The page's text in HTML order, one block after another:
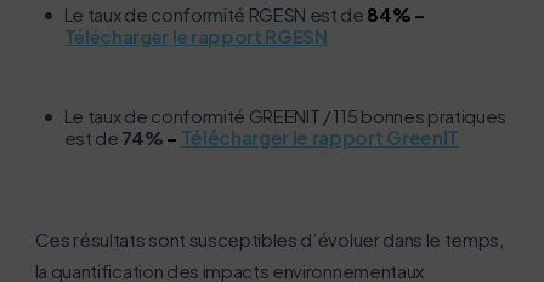
Le taux de conformité RGESN est de 84% –
Télécharger le rapport RGESN
Le taux de conformité GREENIT / 115 bonnes pratiques
est de 74% – Télécharger le rapport GreenIT
Ces résultats sont susceptibles d’évoluer dans le temps,
la quantification des impacts environnementaux